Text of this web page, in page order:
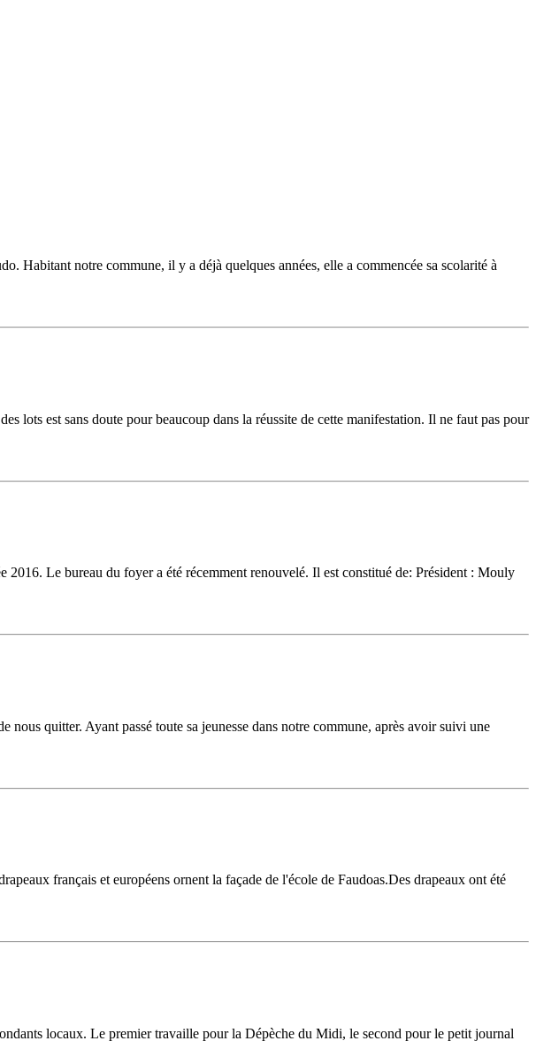
Habitant notre commune, il y a déjà quelques années, elle a commencée sa scolarité à
lots est sans doute pour beaucoup dans la réussite de cette manifestation. Il ne faut pas pour
Le bureau du foyer a été récemment renouvelé. Il est constitué de: Président : Mouly
quitter. Ayant passé toute sa jeunesse dans notre commune, après avoir suivi une
français et européens ornent la façade de l'école de Faudoas.Des drapeaux ont été
locaux. Le premier travaille pour la Dépèche du Midi, le second pour le petit journal